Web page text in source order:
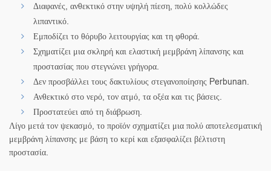
Διαφανές, ανθεκτικό στην υψηλή πίεση, πολύ κολλώδες
λιπαντικό.
Εμποδίζει το θόρυβο λειτουργίας και τη φθορά.
Σχηματίζει μια σκληρή και ελαστική μεμβράνη λίπανσης και
προστασίας που στεγνώνει γρήγορα.
Δεν προσβάλλει τους δακτυλίους στεγανοποίησης Perbunan.
Ανθεκτικό στο νερό, τον ατμό, τα οξέα και τις βάσεις.
Προστατεύει από τη διάβρωση.
Λίγο μετά τον ψεκασμό, το προϊόν σχηματίζει μια πολύ αποτελεσματική
μεμβράνη λίπανσης με βάση το κερί και εξασφαλίζει βέλτιστη
προστασία.